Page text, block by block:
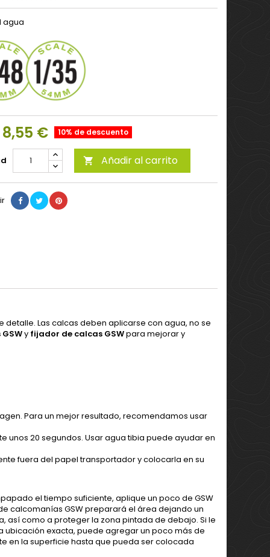
agua
8,55 € 10% de descuento
 Añadir al carrito
Las calcas deben aplicarse con agua, no se
y fijador de calcas GSWpara mejorar y
Para un mejor resultado, recomendamos usar
unos 20 segundos. Usar agua tibia puede ayudar en
fuera del papel transportador y colocarla en su
el tiempo suficiente, aplique un poco de GSW
calcomanías GSW preparará el área dejando un
así como a proteger la zona pintada de debajo. Si le
exacta, puede agregar un poco más de
en la superficie hasta que pueda ser colocada